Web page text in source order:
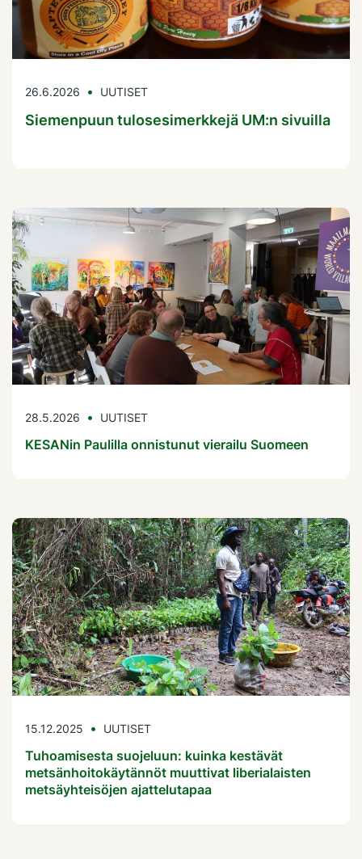
26.6.2026 UUTISET
Siemenpuun tulosesimerkkejä UM:n sivuilla
28.5.2026 UUTISET
KESANin Paulilla onnistunut vierailu Suomeen
15.12.2025 UUTISET
Tuhoamisesta suojeluun: kuinka kestävät
metsänhoitokäytännöt muuttivat liberialaisten
metsäyhteisöjen ajattelutapaa